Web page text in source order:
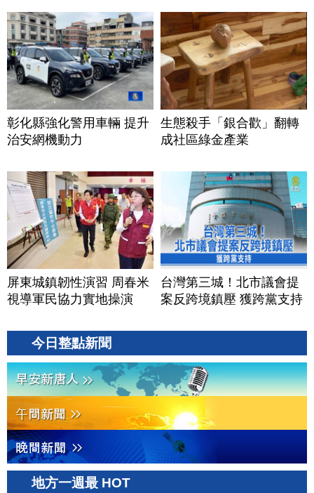
彰化縣強化警用車輛 提升
治安網機動力
生態殺手「銀合歡」翻轉
成社區綠金產業
屏東城鎮韌性演習 周春米
視導軍民協力實地操演
台灣第三城！北市議會提
案反跨境鎮壓 獲跨黨支持
今日整點新聞
地方一週最 HOT